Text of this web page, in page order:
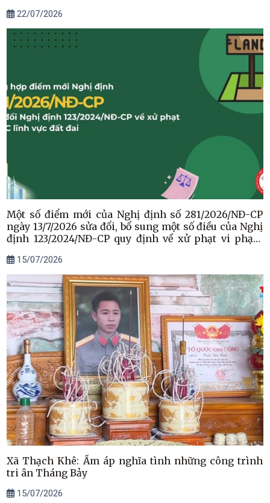
22/07/2026
Một số điểm mới của Nghị định số 281/2026/NĐ-CP
ngày 13/7/2026 sửa đổi, bổ sung một số điều của Nghị
định 123/2024/NĐ-CP quy định về xử phạt vi phạm
15/07/2026
Xã Thạch Khê: Ấm áp nghĩa tình những công trình
tri ân Tháng Bảy
15/07/2026